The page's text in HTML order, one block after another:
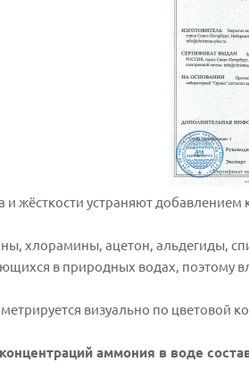
жёсткости устраняют добавлением
хлорамины, ацетон, альдегиды,
в природных водах, поэтому
визуально по цветовой
аммония в воде